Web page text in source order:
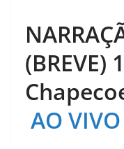
(BREVE)
AO